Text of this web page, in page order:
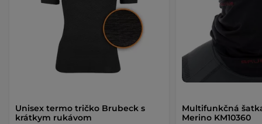
Unisex termo tričko Brubeck s
krátkym rukávom
Multifunkčná
Merino KM10360